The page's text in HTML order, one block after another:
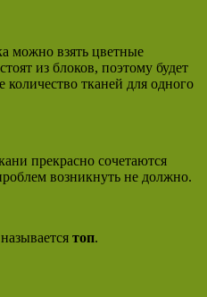
можно взять цветные
из блоков, поэтому будет
тканей для одного
прекрасно сочетаются
возникнуть не должно.
топ.